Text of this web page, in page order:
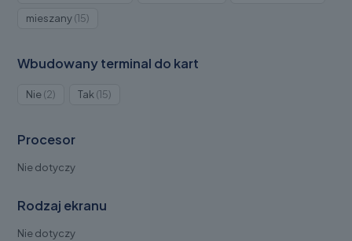
mieszany 15Produkty
Wbudowany terminal do kart
Nie 2Produkty
Tak 15Produkty
Procesor
Nie dotyczy
Rodzaj ekranu
Nie dotyczy